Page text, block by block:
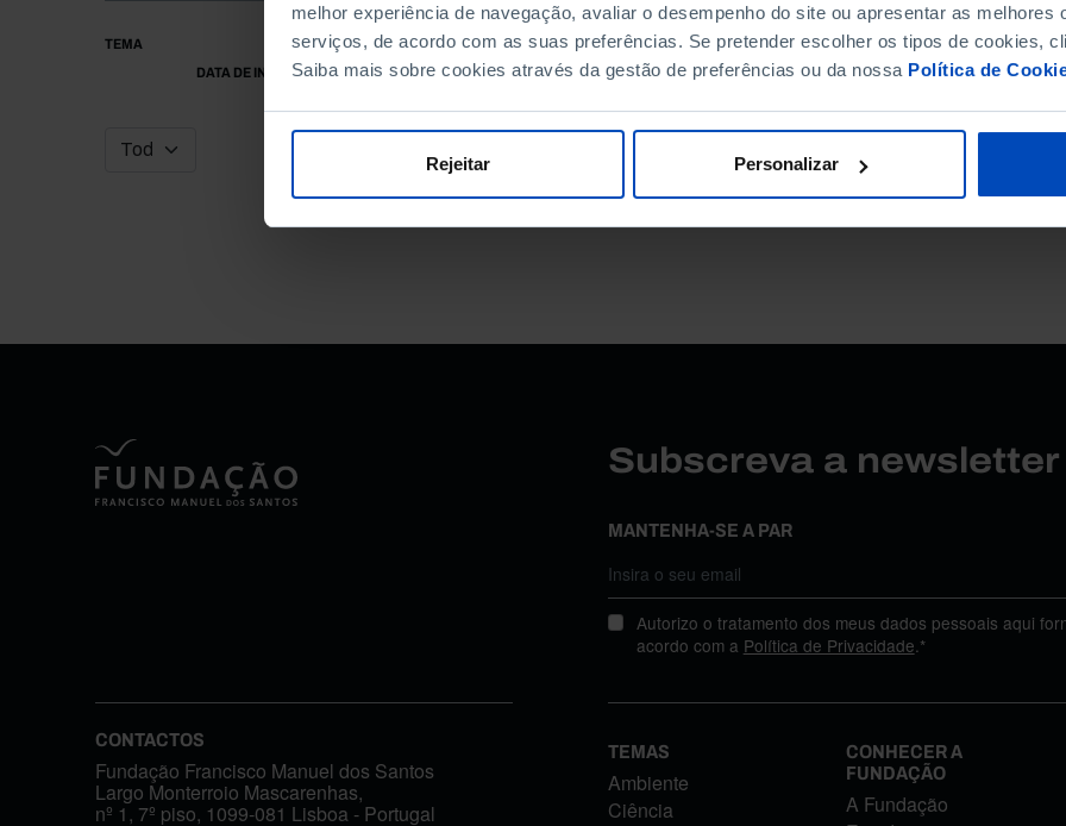
melhor experiência de navegação, avaliar o desempenho do site ou apresentar as melhores
serviços, de acordo com as suas preferências. Se pretender escolher os tipos de cookies,
Saiba mais sobre cookies através da gestão de preferências ou da nossa Política de
Rejeitar Personalizar
TEMA
DATA DE INÍCIO
DATA DE FIM
Subscreva a
MANTENHA-SE A PAR
Autorizo o tratamento dos meus dados pessoais aqui
acordo com a Política de Privacidade.*
CONTACTOS
Fundação Francisco Manuel dos Santos
Largo Monterroio Mascarenhas,
nº 1, 7º piso, 1099-081 Lisboa - Portugal
TEMAS
Ambiente
Ciência
CONHECER A
FUNDAÇÃO
A Fundação